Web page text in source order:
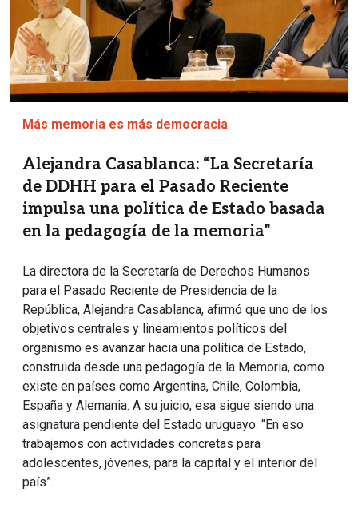
Más memoria es más democracia
Alejandra Casablanca: “La Secretaría
de DDHH para el Pasado Reciente
impulsa una política de Estado basada
en la pedagogía de la memoria”
La directora de la Secretaría de Derechos Humanos
para el Pasado Reciente de Presidencia de la
República, Alejandra Casablanca, afirmó que uno de los
objetivos centrales y lineamientos políticos del
organismo es avanzar hacia una política de Estado,
construida desde una pedagogía de la Memoria, como
existe en países como Argentina, Chile, Colombia,
España y Alemania. A su juicio, esa sigue siendo una
asignatura pendiente del Estado uruguayo. “En eso
trabajamos con actividades concretas para
adolescentes, jóvenes, para la capital y el interior del
país”.